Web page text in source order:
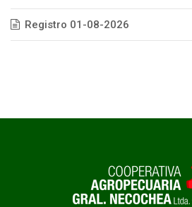
Registro 01-08-2026